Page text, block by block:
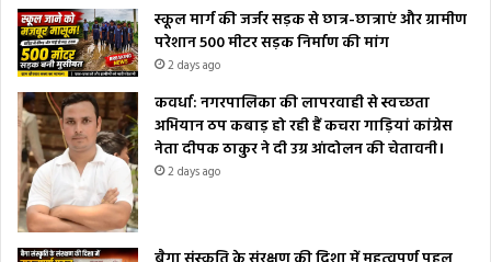
स्कूल मार्ग की जर्जर सड़क से छात्र-छात्राएं और ग्रामीण
परेशान 500 मीटर सड़क निर्माण की मांग
2 days ago
कवर्धा: नगरपालिका की लापरवाही से स्वच्छता
अभियान ठप कबाड़ हो रही हैं कचरा गाड़ियां कांग्रेस
नेता दीपक ठाकुर ने दी उग्र आंदोलन की चेतावनी।
2 days ago